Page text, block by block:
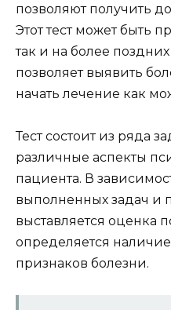
позволяют получить
Этот тест может быть
так и на более
позволяет выявить
начать лечение как
Тест состоит из ряда
различные аспекты
пациента. В
выполненных задач и
выставляется оценка
определяется наличие
признаков болезни.